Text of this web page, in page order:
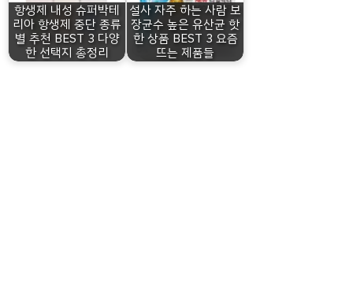
항생제 내성 슈퍼박테
리아 항생제 중단 종류
별 추천 BEST 3 다양
한 선택지 총정리
설사 자주 하는 사람 보
장균수 높은 유산균 핫
한 상품 BEST 3 요즘
뜨는 제품들